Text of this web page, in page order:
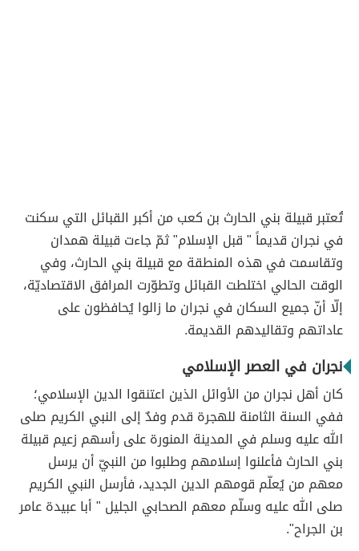
تُعتبر قبيلة بني الحارث بن كعب من أكبر القبائل التي سكنت
في نجران قديماً " قبل الإسلام" ثمّ جاءت قبيلة همدان
وتقاسمت في هذه المنطقة مع قبيلة بني الحارث، وفي
الوقت الحالي اختلطت القبائل وتطوّرت المرافق الاقتصاديّة،
إلّا أنّ جميع السكان في نجران ما زالوا يُحافظون على
عاداتهم وتقاليدهم القديمة.
نجران في العصر الإسلامي
كان أهل نجران من الأوائل الذين اعتنقوا الدين الإسلامي؛
ففي السنة الثامنة للهجرة قدم وفدٌ إلى النبي الكريم صلى
الله عليه وسلم في المدينة المنورة على رأسهم زعيم قبيلة
بني الحارث فأعلنوا إسلامهم وطلبوا من النبيّ أن يرسل
معهم من يُعلّم قومهم الدين الجديد، فأرسل النبي الكريم
صلى الله عليه وسلّم معهم الصحابي الجليل " أبا عبيدة عامر
بن الجراح".